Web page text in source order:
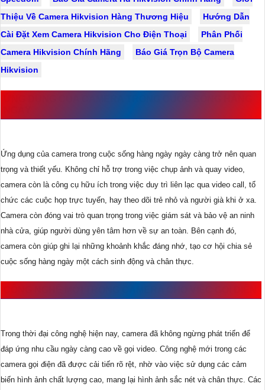
Thiệu Về Camera Hikvision Hàng Thương Hiệu
Hướng Dẫn
Cài Đặt Xem Camera Hikvision Cho Điện Thoại
Phân Phối
Camera Hikvision Chính Hãng
Báo Giá Trọn Bộ Camera
Hikvision
Ứng dụng của camera trong cuộc sống hàng ngày ngày càng trở nên quan
trọng và thiết yếu. Không chỉ hỗ trợ trong việc chụp ảnh và quay video,
camera còn là công cụ hữu ích trong việc duy trì liên lạc qua video call, tổ
chức các cuộc họp trực tuyến, hay theo dõi trẻ nhỏ và người già khi ở xa.
Camera còn đóng vai trò quan trọng trong việc giám sát và bảo vệ an ninh
nhà cửa, giúp người dùng yên tâm hơn về sự an toàn. Bên cạnh đó,
camera còn giúp ghi lại những khoảnh khắc đáng nhớ, tạo cơ hội chia sẻ
cuộc sống hàng ngày một cách sinh động và chân thực.
Trong thời đại công nghệ hiện nay, camera đã không ngừng phát triển để
đáp ứng nhu cầu ngày càng cao về gọi video. Công nghệ mới trong các
camera gọi điện đã được cải tiến rõ rệt, nhờ vào việc sử dụng các cảm
biến hình ảnh chất lượng cao, mang lại hình ảnh sắc nét và chân thực. Các